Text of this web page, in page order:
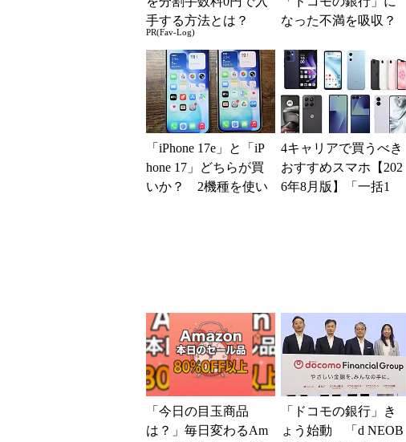
手する方法とは？
PR(Fav-Log)
なった不満を吸収？
BIの銀行」として最
大5....
「iPhone 17e」と「iP
hone 17」どちらが買
いか？ 2機種を使い
4キャリアで買うべき
おすすめスマホ【202
6年8月版】「一括1
「今日の目玉商品
は？」毎日変わるAm
「ドコモの銀行」き
ょう始動 「d NEOB